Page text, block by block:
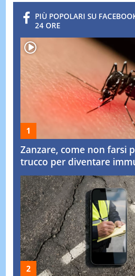
PIÙ POPOLARI SU
24 ORE
Zanzare, come non farsi
trucco per diventare